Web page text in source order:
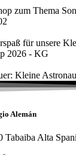
zum Thema
für unsere
Kleine
Alemán
Tabaiba Alta